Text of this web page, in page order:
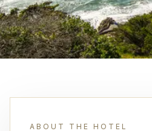
ABOUT THE HOTEL